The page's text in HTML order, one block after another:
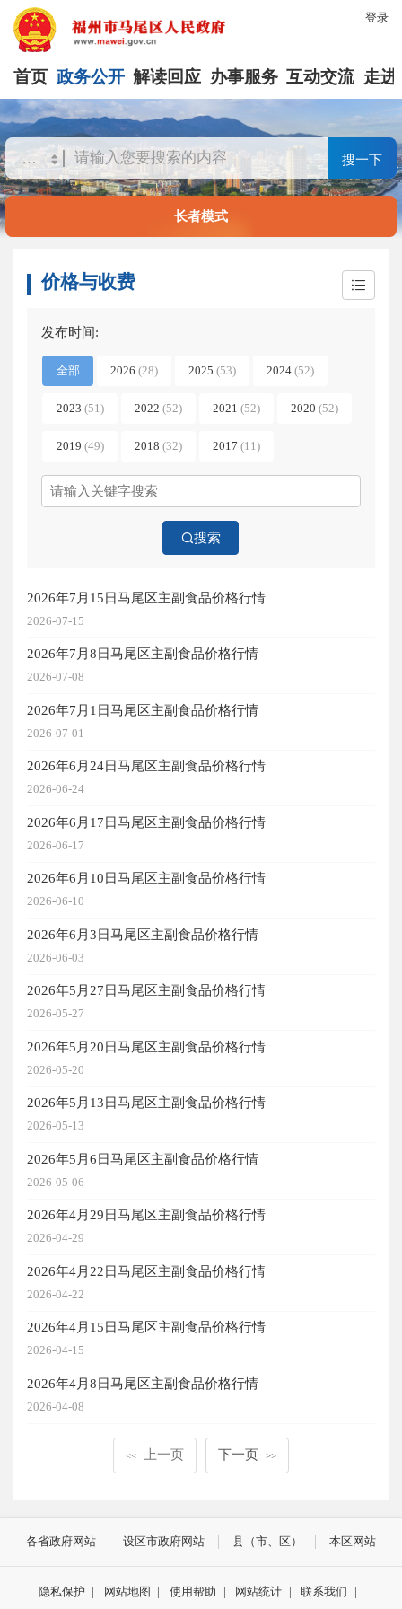
登录
首页 政务公开 解读回应 办事服务 互动交流 走进
搜一下
长者模式
价格与收费
发布时间:
全部 2026 (28) 2025 (53) 2024 (52)
2023 (51) 2022 (52) 2021 (52) 2020 (52)
2019 (49) 2018 (32) 2017 (11)
搜索
2026年7月15日马尾区主副食品价格行情
2026-07-15
2026年7月8日马尾区主副食品价格行情
2026-07-08
2026年7月1日马尾区主副食品价格行情
2026-07-01
2026年6月24日马尾区主副食品价格行情
2026-06-24
2026年6月17日马尾区主副食品价格行情
2026-06-17
2026年6月10日马尾区主副食品价格行情
2026-06-10
2026年6月3日马尾区主副食品价格行情
2026-06-03
2026年5月27日马尾区主副食品价格行情
2026-05-27
2026年5月20日马尾区主副食品价格行情
2026-05-20
2026年5月13日马尾区主副食品价格行情
2026-05-13
2026年5月6日马尾区主副食品价格行情
2026-05-06
2026年4月29日马尾区主副食品价格行情
2026-04-29
2026年4月22日马尾区主副食品价格行情
2026-04-22
2026年4月15日马尾区主副食品价格行情
2026-04-15
2026年4月8日马尾区主副食品价格行情
2026-04-08
<< 上一页 下一页 >>
各省政府网站 设区市政府网站 县（市、区） 本区网站
隐私保护 | 网站地图 | 使用帮助 | 网站统计 | 联系我们
|